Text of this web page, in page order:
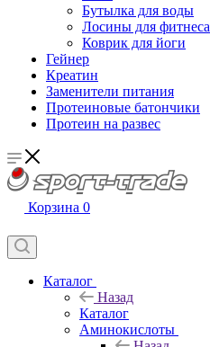
Бутылка для воды
Лосины для фитнеса
Коврик для йоги
Гейнер
Креатин
Заменители питания
Протеиновые батончики
Протеин на развес
Корзина 0
Каталог
Назад
Каталог
Аминокислоты